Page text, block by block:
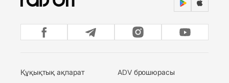
Құқықтық ақпарат ADV брошюрасы